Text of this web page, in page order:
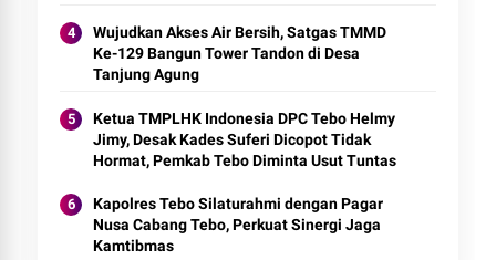
Wujudkan Akses Air Bersih, Satgas TMMD
Ke-129 Bangun Tower Tandon di Desa
Tanjung Agung
Ketua TMPLHK Indonesia DPC Tebo Helmy
Jimy, Desak Kades Suferi Dicopot Tidak
Hormat, Pemkab Tebo Diminta Usut Tuntas
Kapolres Tebo Silaturahmi dengan Pagar
Nusa Cabang Tebo, Perkuat Sinergi Jaga
Kamtibmas